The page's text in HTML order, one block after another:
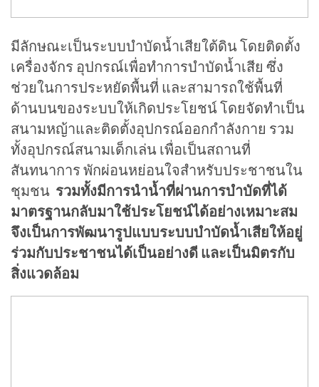
มีลักษณะเป็นระบบบำบัดน้ำเสียใต้ดิน โดยติดตั้ง
เครื่องจักร อุปกรณ์เพื่อทำการบำบัดน้ำเสีย ซึ่ง
ช่วยในการประหยัดพื้นที่ และสามารถใช้พื้นที่
ด้านบนของระบบให้เกิดประโยชน์ โดยจัดทำเป็น
สนามหญ้าและติดตั้งอุปกรณ์ออกกำลังกาย รวม
ทั้งอุปกรณ์สนามเด็กเล่น เพื่อเป็นสถานที่
สันทนาการ พักผ่อนหย่อนใจสำหรับประชาชนใน
ชุมชน รวมทั้งมีการนำน้ำที่ผ่านการบำบัดที่ได้
มาตรฐานกลับมาใช้ประโยชน์ได้อย่างเหมาะสม
จึงเป็นการพัฒนารูปแบบระบบบำบัดน้ำเสียให้อยู่
ร่วมกับประชาชนได้เป็นอย่างดี และเป็นมิตรกับ
สิ่งแวดล้อม